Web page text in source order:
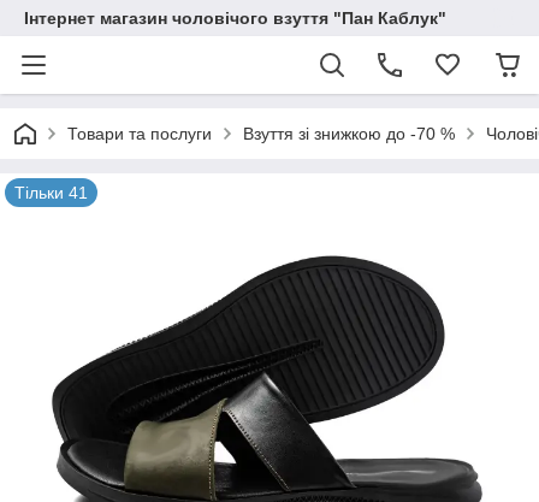
Інтернет магазин чоловічого взуття "Пан Каблук"
Товари та послуги Взуття зі знижкою до -70 %
Тільки 41